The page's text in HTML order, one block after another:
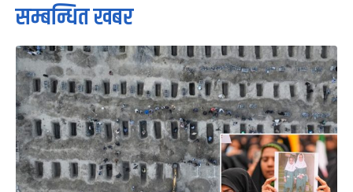
सम्बन्धित खबर